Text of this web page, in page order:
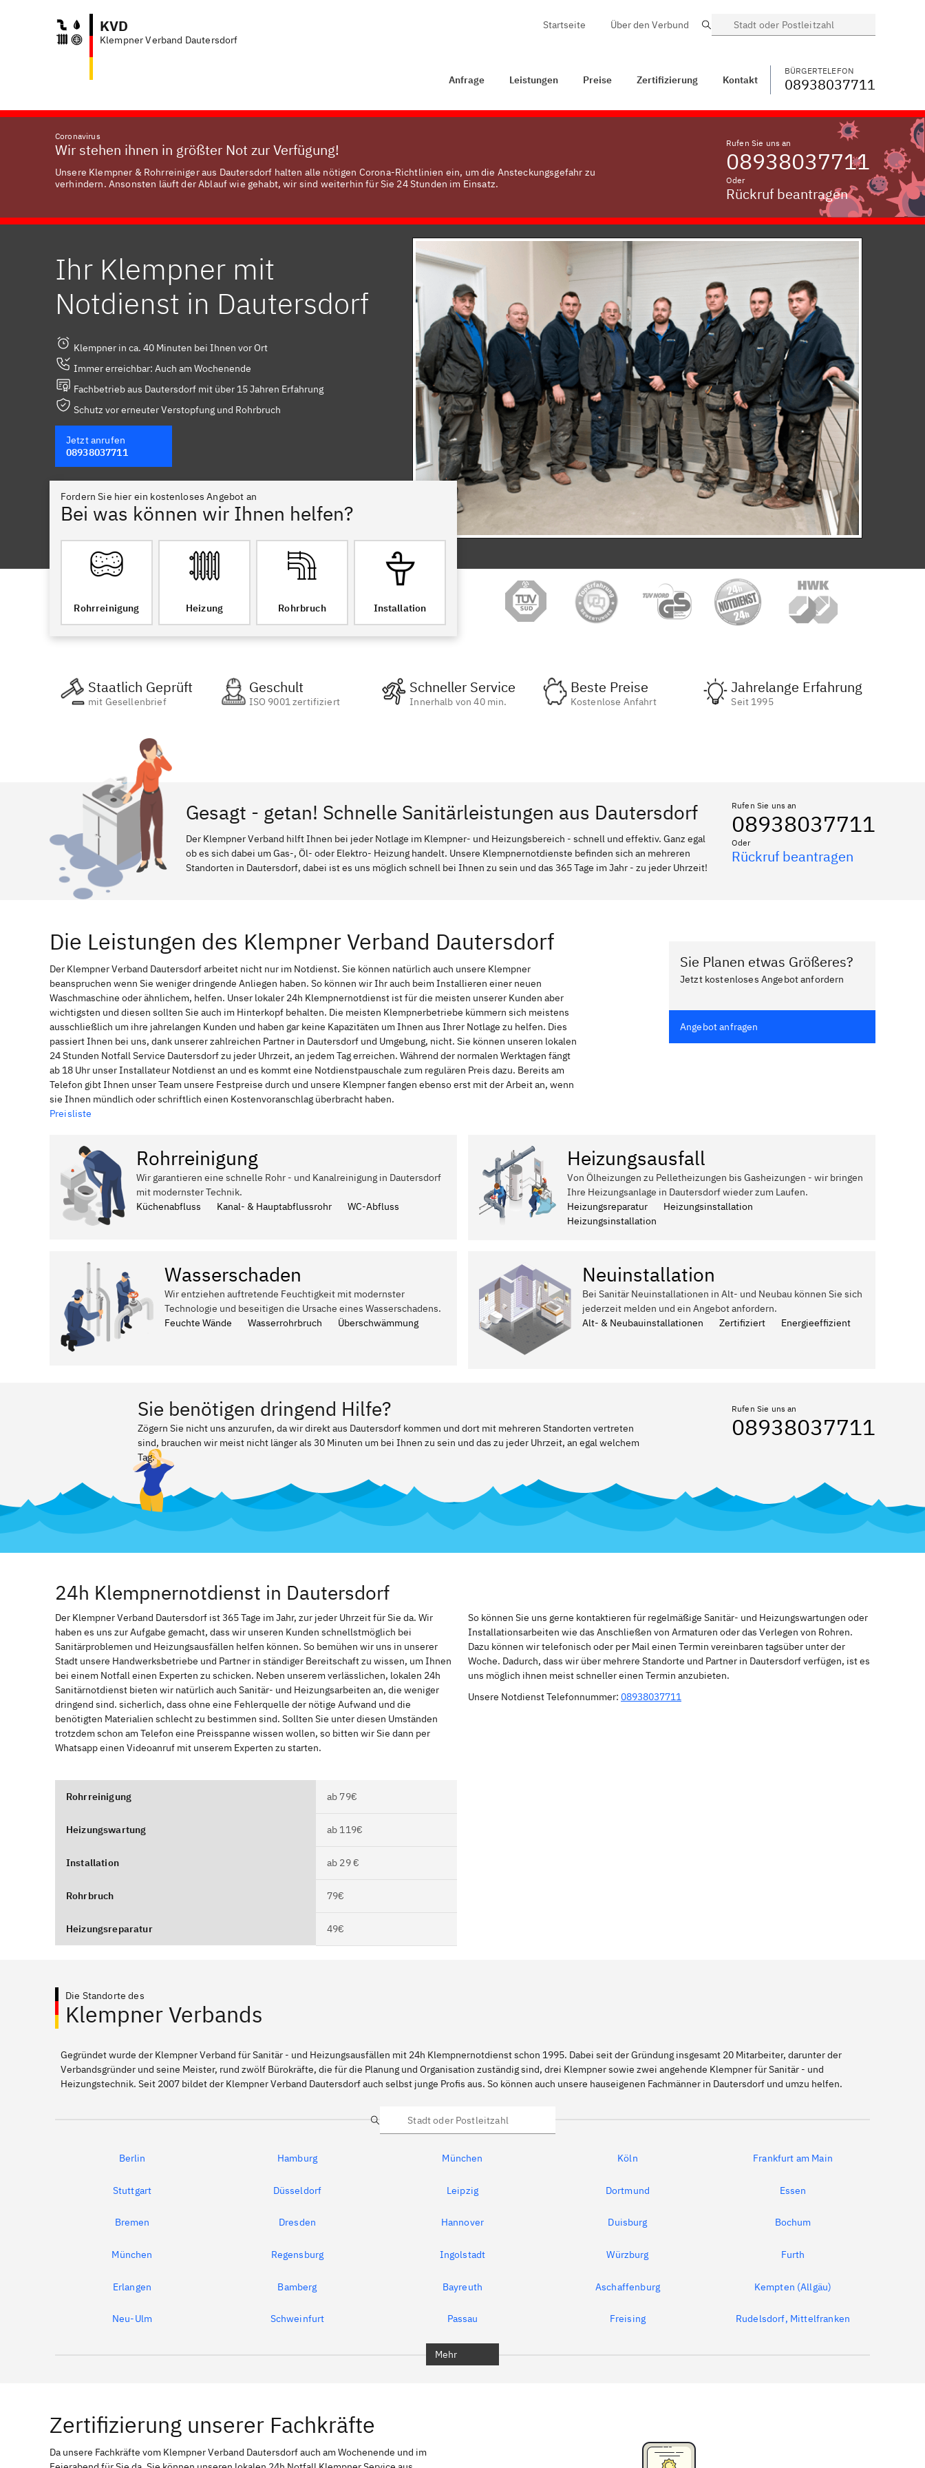
KVD
Klempner Verband Dautersdorf
BÜRGERTELEFON WECHSELN
Startseite Über den Verbund Suche
Anfrage Leistungen Preise Zertifizierung Kontakt
BÜRGERTELEFON
08938037711
Coronavirus
Wir stehen ihnen in größter Not zur Verfügung!
Unsere Klempner & Rohrreiniger aus Dautersdorf halten alle nötigen Corona-Richtlinien ein, um die Ansteckungsgefahr zu
verhindern. Ansonsten läuft der Ablauf wie gehabt, wir sind weiterhin für Sie 24 Stunden im Einsatz.
Rufen Sie uns an
08938037711
Oder
Rückruf beantragen
Ihr Klempner mit
Notdienst in Dautersdorf
Klempner in ca. 40 Minuten bei Ihnen vor Ort
Immer erreichbar: Auch am Wochenende
Fachbetrieb aus Dautersdorf mit über 15 Jahren Erfahrung
Schutz vor erneuter Verstopfung und Rohrbruch
Jetzt anrufen
08938037711
Fordern Sie hier ein kostenloses Angebot an
Bei was können wir Ihnen helfen?
Rohrreinigung Heizung Rohrbruch Installation
Staatlich Geprüft
mit Gesellenbrief
Geschult
ISO 9001 zertifiziert
Schneller Service
Innerhalb von 40 min.
Beste Preise
Kostenlose Anfahrt
Jahrelange Erfahrung
Seit 1995
Gesagt - getan! Schnelle Sanitärleistungen aus Dautersdorf
Der Klempner Verband hilft Ihnen bei jeder Notlage im Klempner- und Heizungsbereich - schnell und effektiv. Ganz egal
ob es sich dabei um Gas-, Öl- oder Elektro- Heizung handelt. Unsere Klempnernotdienste befinden sich an mehreren
Standorten in Dautersdorf, dabei ist es uns möglich schnell bei Ihnen zu sein und das 365 Tage im Jahr - zu jeder Uhrzeit!
Rufen Sie uns an
08938037711
Oder
Rückruf beantragen
Die Leistungen des Klempner Verband Dautersdorf
Der Klempner Verband Dautersdorf arbeitet nicht nur im Notdienst. Sie können natürlich auch unsere Klempner
beanspruchen wenn Sie weniger dringende Anliegen haben. So können wir Ihr auch beim Installieren einer neuen
Waschmaschine oder ähnlichem, helfen. Unser lokaler 24h Klempnernotdienst ist für die meisten unserer Kunden aber
wichtigsten und diesen sollten Sie auch im Hinterkopf behalten. Die meisten Klempnerbetriebe kümmern sich meistens
ausschließlich um ihre jahrelangen Kunden und haben gar keine Kapazitäten um Ihnen aus Ihrer Notlage zu helfen. Dies
passiert Ihnen bei uns, dank unserer zahlreichen Partner in Dautersdorf und Umgebung, nicht. Sie können unseren lokalen
24 Stunden Notfall Service Dautersdorf zu jeder Uhrzeit, an jedem Tag erreichen. Während der normalen Werktagen fängt
ab 18 Uhr unser Installateur Notdienst an und es kommt eine Notdienstpauschale zum regulären Preis dazu. Bereits am
Telefon gibt Ihnen unser Team unsere Festpreise durch und unsere Klempner fangen ebenso erst mit der Arbeit an, wenn
sie Ihnen mündlich oder schriftlich einen Kostenvoranschlag überbracht haben.
Preisliste
Sie Planen etwas Größeres?
Jetzt kostenloses Angebot anfordern
Angebot anfragen
Rohrreinigung
Wir garantieren eine schnelle Rohr - und Kanalreinigung in Dautersdorf
mit modernster Technik.
Küchenabfluss
Kanal- & Hauptabflussrohr WC-Abfluss
Heizungsausfall
Von Ölheizungen zu Pelletheizungen bis Gasheizungen - wir bringen
Ihre Heizungsanlage in Dautersdorf wieder zum Laufen.
Heizungsreparatur
Heizungsinstallation
Heizungsinstallation
Wasserschaden
Wir entziehen auftretende Feuchtigkeit mit modernster
Technologie und beseitigen die Ursache eines Wasserschadens.
Feuchte Wände
Wasserrohrbruch Überschwämmung
Neuinstallation
Bei Sanitär Neuinstallationen in Alt- und Neubau können Sie sich
jederzeit melden und ein Angebot anfordern.
Alt- & Neubauinstallationen
Zertifiziert Energieeffizient
Sie benötigen dringend Hilfe?
Zögern Sie nicht uns anzurufen, da wir direkt aus Dautersdorf kommen und dort mit mehreren Standorten vertreten
sind, brauchen wir meist nicht länger als 30 Minuten um bei Ihnen zu sein und das zu jeder Uhrzeit, an egal welchem
Tag.
Rufen Sie uns an
08938037711
24h Klempnernotdienst in Dautersdorf
Der Klempner Verband Dautersdorf ist 365 Tage im Jahr, zur jeder Uhrzeit für Sie da. Wir
haben es uns zur Aufgabe gemacht, dass wir unseren Kunden schnellstmöglich bei
Sanitärproblemen und Heizungsausfällen helfen können. So bemühen wir uns in unserer
Stadt unsere Handwerksbetriebe und Partner in ständiger Bereitschaft zu wissen, um Ihnen
bei einem Notfall einen Experten zu schicken. Neben unserem verlässlichen, lokalen 24h
Sanitärnotdienst bieten wir natürlich auch Sanitär- und Heizungsarbeiten an, die weniger
dringend sind. sicherlich, dass ohne eine Fehlerquelle der nötige Aufwand und die
benötigten Materialien schlecht zu bestimmen sind. Sollten Sie unter diesen Umständen
trotzdem schon am Telefon eine Preisspanne wissen wollen, so bitten wir Sie dann per
Whatsapp einen Videoanruf mit unserem Experten zu starten.
So können Sie uns gerne kontaktieren für regelmäßige Sanitär- und Heizungswartungen oder
Installationsarbeiten wie das Anschließen von Armaturen oder das Verlegen von Rohren.
Dazu können wir telefonisch oder per Mail einen Termin vereinbaren tagsüber unter der
Woche. Dadurch, dass wir über mehrere Standorte und Partner in Dautersdorf verfügen, ist es
uns möglich ihnen meist schneller einen Termin anzubieten.
Unsere Notdienst Telefonnummer: 08938037711
Rohrreinigung ab 79€
Heizungswartung ab 119€
Installation ab 29 €
Rohrbruch 79€
Heizungsreparatur 49€
Die Standorte des
Klempner Verbands
Gegründet wurde der Klempner Verband für Sanitär - und Heizungsausfällen mit 24h Klempnernotdienst schon 1995. Dabei seit der Gründung insgesamt 20 Mitarbeiter, darunter der
Verbandsgründer und seine Meister, rund zwölf Bürokräfte, die für die Planung und Organisation zuständig sind, drei Klempner sowie zwei angehende Klempner für Sanitär - und
Heizungstechnik. Seit 2007 bildet der Klempner Verband Dautersdorf auch selbst junge Profis aus. So können auch unsere hauseigenen Fachmänner in Dautersdorf und umzu helfen.
Suche
Berlin Hamburg München Köln Frankfurt am Main
Stuttgart Düsseldorf Leipzig Dortmund Essen
Bremen Dresden Hannover Duisburg Bochum
München Regensburg Ingolstadt Würzburg Furth
Erlangen Bamberg Bayreuth Aschaffenburg Kempten (Allgäu)
Neu-Ulm Schweinfurt Passau Freising Rudelsdorf, Mittelfranken
Mehr
Zertifizierung unserer Fachkräfte
Da unsere Fachkräfte vom Klempner Verband Dautersdorf auch am Wochenende und im